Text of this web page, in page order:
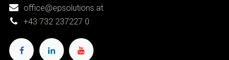
office@epsolutions.at
+43 732 237227 0